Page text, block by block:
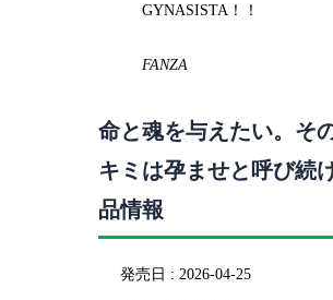
GYNASISTA！！
FANZA
命と魂を与えたい。そ
キミは孕ませと呼び続
品情報
発売日 : 2026-04-25